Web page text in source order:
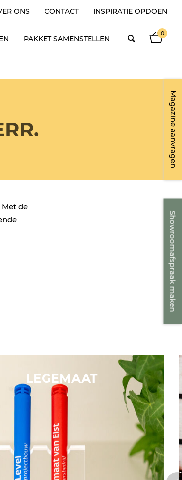
ONS CONTACT INSPIRATIE OPDOEN
PAKKET SAMENSTELLEN
0
Met de
LEGEMAAT
Magazine aanvragen
Showroomafspraak maken